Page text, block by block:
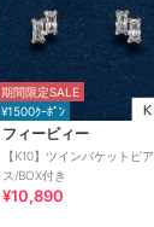
期間限定SALE
¥1500ｸｰﾎﾟﾝ
フィービィー
【K10】ツインバケットピア
ス/BOX付き
¥10,890